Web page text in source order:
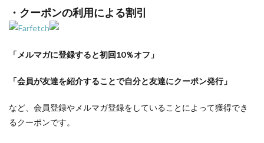
・クーポンの利用による割引
「メルマガに登録すると初回10％オフ」
「会員が友達を紹介することで自分と友達にクーポン発行」
など、会員登録やメルマガ登録をしていることによって獲得でき
るクーポンです。